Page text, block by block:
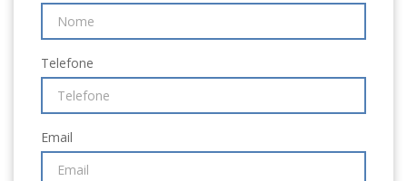
Telefone
Email